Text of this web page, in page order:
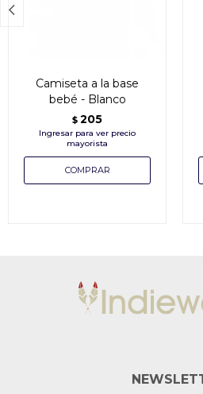
Camiseta a la base
bebé - Blanco
$ 205
